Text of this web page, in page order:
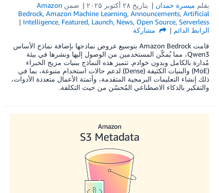
بقلم ميسرة حمدان بتاريخ ۲۸ أكتوبر ۲۰۲۵ ضمن Amazon
Bedrock, Amazon Machine Learning, Announcements, Artificial
Intelligence, Featured, Launch, News, Open Source, Serverless
الرابط الدائم
مشاركة
قامت Amazon Bedrock بتوسيع عروض نماذجها بإضافة نماذج الأساس
Qwen3، مما يُمكّن المستخدمين من الوصول إليها ونشرها في بيئة
مُدارة بالكامل وبدون خوادم. تتميز هذه النماذج ببنيات مزيج الخبراء
(MoE) والبنيات الكثيفة (Dense) لدعم حالات استخدام متنوعة، بما في
ذلك إنشاء التعليمات البرمجية المتقدمة، وأتمتة الأعمال متعددة الأدوات،
والتفكير بالذكاء الاصطناعي المُحسّن من حيث التكلفة.